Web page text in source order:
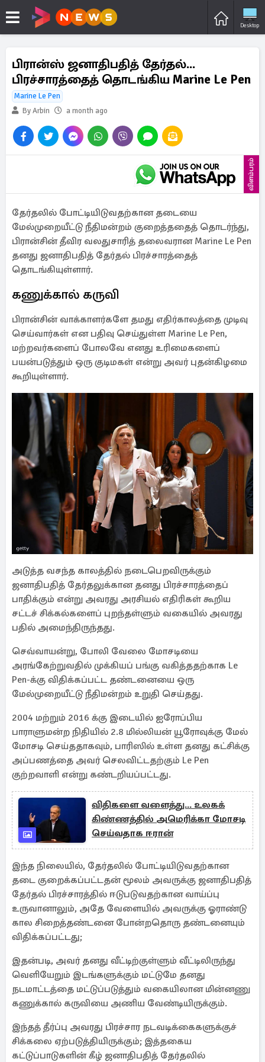
Desktop
பிரான்ஸ் ஜனாதிபதித் தேர்தல்...
பிரச்சாரத்தைத் தொடங்கிய Marine Le Pen
Marine Le Pen
By Arbin
a month ago
விளம்பரம்
தேர்தலில் போட்டியிடுவதற்கான தடையை
மேல்முறையீட்டு நீதிமன்றம் குறைத்ததைத் தொடர்ந்து,
பிரான்சின் தீவிர வலதுசாரித் தலைவரான Marine Le Pen
தனது ஜனாதிபதித் தேர்தல் பிரச்சாரத்தைத்
தொடங்கியுள்ளார்.
கணுக்கால் கருவி
பிரான்சின் வாக்காளர்களே தமது எதிர்காலத்தை முடிவு
செய்வார்கள் என பதிவு செய்துள்ள Marine Le Pen,
மற்றவர்களைப் போலவே எனது உரிமைகளைப்
பயன்படுத்தும் ஒரு குடிமகள் என்று அவர் புதன்கிழமை
கூறியுள்ளார்.
அடுத்த வசந்த காலத்தில் நடைபெறவிருக்கும்
ஜனாதிபதித் தேர்தலுக்கான தனது பிரச்சாரத்தைப்
பாதிக்கும் என்று அவரது அரசியல் எதிரிகள் கூறிய
சட்டச் சிக்கல்களைப் புறந்தள்ளும் வகையில் அவரது
பதில் அமைந்திருந்தது.
செவ்வாயன்று, போலி வேலை மோசடியை
அரங்கேற்றுவதில் முக்கியப் பங்கு வகித்ததற்காக Le
Pen-க்கு விதிக்கப்பட்ட தண்டனையை ஒரு
மேல்முறையீட்டு நீதிமன்றம் உறுதி செய்தது.
2004 மற்றும் 2016 க்கு இடையில் ஐரோப்பிய
பாராளுமன்ற நிதியில் 2.8 மில்லியன் யூரோவுக்கு மேல்
மோசடி செய்ததாகவும், பாரிஸில் உள்ள தனது கட்சிக்கு
அப்பணத்தை அவர் செலவிட்டதற்கும் Le Pen
குற்றவாளி என்று கண்டறியப்பட்டது.
விதிகளை வளைத்து... உலகக்
கிண்ணத்தில் அமெரிக்கா மோசடி
செய்வதாக ஈரான்
இந்த நிலையில், தேர்தலில் போட்டியிடுவதற்கான
தடை குறைக்கப்பட்டதன் மூலம் அவருக்கு ஜனாதிபதித்
தேர்தல் பிரச்சாரத்தில் ஈடுபடுவதற்கான வாய்ப்பு
உருவானாலும், அதே வேளையில் அவருக்கு ஓராண்டு
கால சிறைத்தண்டனை போன்றதொரு தண்டனையும்
விதிக்கப்பட்டது;
இதன்படி, அவர் தனது வீட்டிற்குள்ளும் வீட்டிலிருந்து
வெளியேறும் இடங்களுக்கும் மட்டுமே தனது
நடமாட்டத்தை மட்டுப்படுத்தும் வகையிலான மின்னணு
கணுக்கால் கருவியை அணிய வேண்டியிருக்கும்.
இந்தத் தீர்ப்பு அவரது பிரச்சார நடவடிக்கைகளுக்குச்
சிக்கலை ஏற்படுத்தியிருக்கும்; இத்தகைய
கட்டுப்பாடுகளின் கீழ் ஜனாதிபதித் தேர்தலில்